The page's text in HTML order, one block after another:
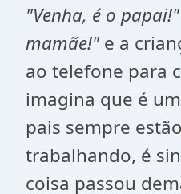
"Venha, é o
mamãe!" e a
ao telefone para
imagina que é
pais sempre
trabalhando, é
coisa passou